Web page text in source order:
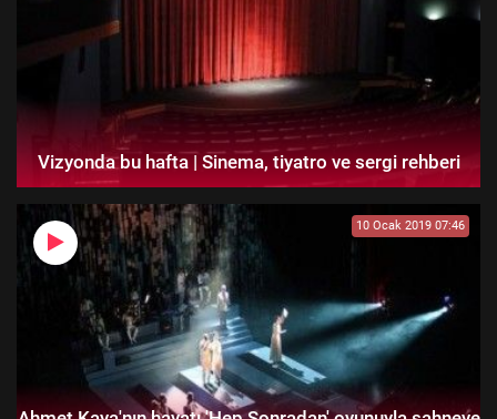
Vizyonda bu hafta | Sinema, tiyatro ve sergi rehberi
10 Ocak 2019 07:46